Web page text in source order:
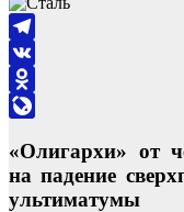
Telegram
VK
Odnoklassniki
«Олигархи» от
на падение
ультиматумы